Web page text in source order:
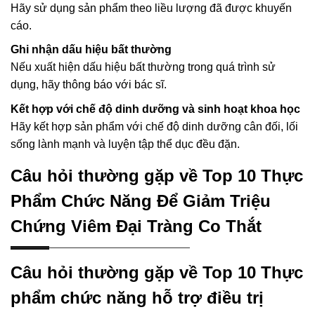
Hãy sử dụng sản phẩm theo liều lượng đã được khuyến
cáo.
Ghi nhận dấu hiệu bất thường
Nếu xuất hiện dấu hiệu bất thường trong quá trình sử
dụng, hãy thông báo với bác sĩ.
Kết hợp với chế độ dinh dưỡng và sinh hoạt khoa học
Hãy kết hợp sản phẩm với chế độ dinh dưỡng cân đối, lối
sống lành mạnh và luyện tập thể dục đều đặn.
Câu hỏi thường gặp về Top 10 Thực
Phẩm Chức Năng Để Giảm Triệu
Chứng Viêm Đại Tràng Co Thắt
Câu hỏi thường gặp về Top 10 Thực
phẩm chức năng hỗ trợ điều trị